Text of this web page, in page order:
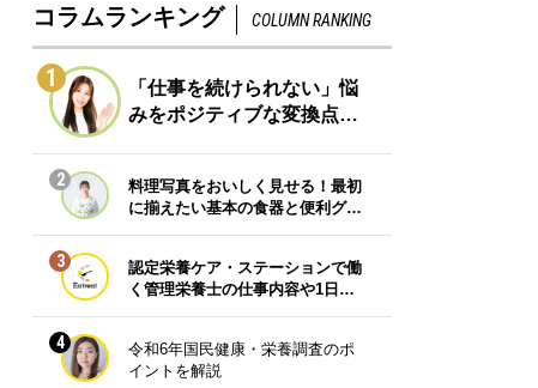
コラムランキング COLUMN RANKING
1
「仕事を続けられない」悩
みをポジティブな変換点…
2
料理写真をおいしく見せる！最初
に揃えたい基本の食器と便利グ…
3
認定栄養ケア・ステーションで働
く管理栄養士の仕事内容や1日…
4
令和6年国民健康・栄養調査のポ
イントを解説